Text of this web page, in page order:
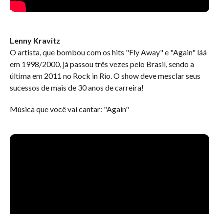
Lenny Kravitz
O artista, que bombou com os hits "Fly Away" e "Again" láá
em 1998/2000, já passou três vezes pelo Brasil, sendo a
última em 2011 no Rock in Rio. O show deve mesclar seus
sucessos de mais de 30 anos de carreira!
Música que você vai cantar: "Again"